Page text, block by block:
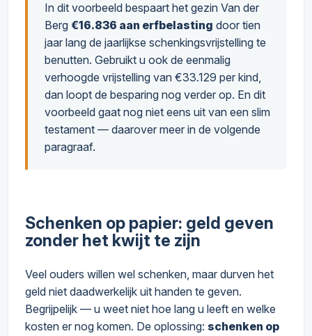
In dit voorbeeld bespaart het gezin Van der
Berg €16.836 aan erfbelasting door tien
jaar lang de jaarlijkse schenkingsvrijstelling te
benutten. Gebruikt u ook de eenmalig
verhoogde vrijstelling van €33.129 per kind,
dan loopt de besparing nog verder op. En dit
voorbeeld gaat nog niet eens uit van een slim
testament — daarover meer in de volgende
paragraaf.
Schenken op papier: geld geven
zonder het kwijt te zijn
Veel ouders willen wel schenken, maar durven het
geld niet daadwerkelijk uit handen te geven.
Begrijpelijk — u weet niet hoe lang u leeft en welke
kosten er nog komen. De oplossing: schenken op